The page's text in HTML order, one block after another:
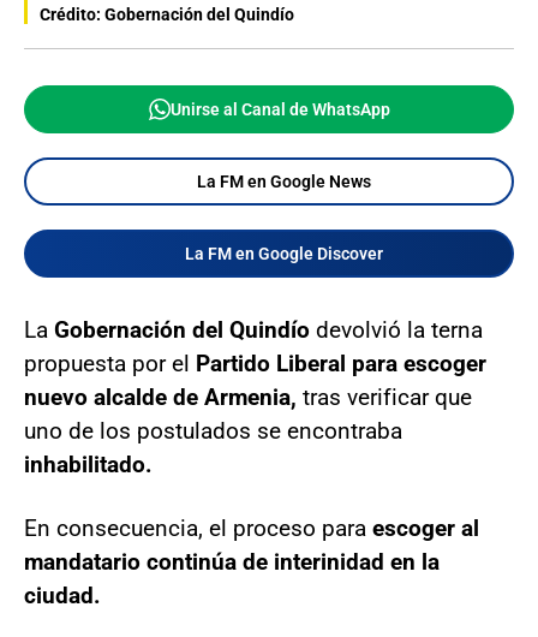
Crédito: Gobernación del Quindío
Unirse al Canal de WhatsApp
La FM en Google News
La FM en Google Discover
La Gobernación del Quindío devolvió la terna
propuesta por el Partido Liberal para escoger
nuevo alcalde de Armenia, tras verificar que
uno de los postulados se encontraba
inhabilitado.
En consecuencia, el proceso para escoger al
mandatario continúa de interinidad en la
ciudad.